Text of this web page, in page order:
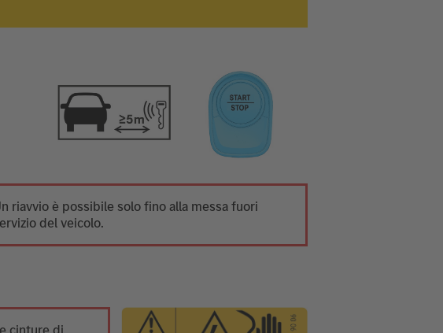
riavvio è possibile solo fino alla messa fuori
del veicolo.